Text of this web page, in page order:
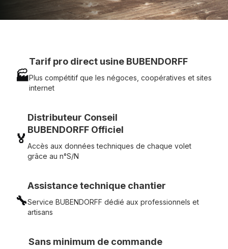
🏭
Tarif pro direct usine BUBENDORFF
Plus compétitif que les négoces, coopératives et sites
internet
🏅
Distributeur Conseil
BUBENDORFF Officiel
Accès aux données techniques de chaque volet
grâce au n°S/N
🔧
Assistance technique chantier
Service BUBENDORFF dédié aux professionnels et
artisans
Sans minimum de commande